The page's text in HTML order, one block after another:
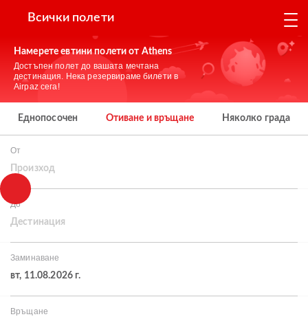
Всички полети
Намерете евтини полети от Athens
Достъпен полет до вашата мечтана
дестинация. Нека резервираме билети в
Airpaz сега!
Еднопосочен Отиване и връщане Няколко града
От
Произход
До
Дестинация
Заминаване
вт, 11.08.2026 г.
Връщане